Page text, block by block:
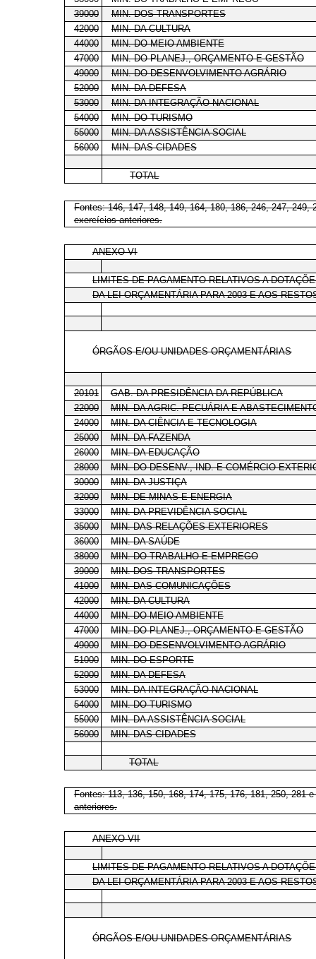
39000
MIN. DOS TRANSPORTES
42000
MIN. DA CULTURA
44000
MIN. DO MEIO AMBIENTE
47000
MIN. DO PLANEJ., ORÇAMENTO E GESTÃO
49000
MIN. DO DESENVOLVIMENTO AGRÁRIO
52000
MIN. DA DEFESA
53000
MIN. DA INTEGRAÇÃO NACIONAL
54000
MIN. DO TURISMO
55000
MIN. DA ASSISTÊNCIA SOCIAL
56000
MIN. DAS CIDADES
TOTAL
Fontes: 146, 147, 148, 149, 164, 180, 186, 246, 247,
exercícios anteriores.
ANEXO VI
LIMITES DE PAGAMENTO RELATIVOS A
DA LEI ORÇAMENTÁRIA PARA 2003 E AOS
ÓRGÃOS E/OU UNIDADES ORÇAMENTÁRIAS
20101
GAB. DA PRESIDÊNCIA DA REPÚBLICA
22000
MIN. DA AGRIC. PECUÁRIA E
24000
MIN. DA CIÊNCIA E TECNOLOGIA
25000
MIN. DA FAZENDA
26000
MIN. DA EDUCAÇÃO
28000
MIN. DO DESENV., IND. E COMÉRCIO
30000
MIN. DA JUSTIÇA
32000
MIN. DE MINAS E ENERGIA
33000
MIN. DA PREVIDÊNCIA SOCIAL
35000
MIN. DAS RELAÇÕES EXTERIORES
36000
MIN. DA SAÚDE
38000
MIN. DO TRABALHO E EMPREGO
39000
MIN. DOS TRANSPORTES
41000
MIN. DAS COMUNICAÇÕES
42000
MIN. DA CULTURA
44000
MIN. DO MEIO AMBIENTE
47000
MIN. DO PLANEJ., ORÇAMENTO E GESTÃO
49000
MIN. DO DESENVOLVIMENTO AGRÁRIO
51000
MIN. DO ESPORTE
52000
MIN. DA DEFESA
53000
MIN. DA INTEGRAÇÃO NACIONAL
54000
MIN. DO TURISMO
55000
MIN. DA ASSISTÊNCIA SOCIAL
56000
MIN. DAS CIDADES
TOTAL
Fontes: 113, 136, 150, 168, 174, 175, 176, 181, 250, 281
anteriores.
ANEXO VII
LIMITES DE PAGAMENTO RELATIVOS A
DA LEI ORÇAMENTÁRIA PARA 2003 E AOS
ÓRGÃOS E/OU UNIDADES ORÇAMENTÁRIAS